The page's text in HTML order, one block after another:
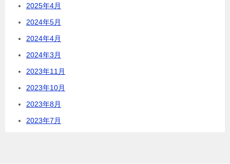
2025年4月
2024年5月
2024年4月
2024年3月
2023年11月
2023年10月
2023年8月
2023年7月